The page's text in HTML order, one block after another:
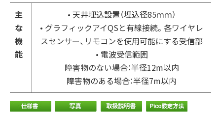
主
な
機
能
• 天井埋込設置（埋込径85ｍｍ）
• グラフィックアイQSと有線接続。各ワイヤレ
スセンサー、リモコンを使用可能にする受信部
• 電波受信範囲
障害物のない場合：半径12m以内
障害物のある場合：半径7m以内